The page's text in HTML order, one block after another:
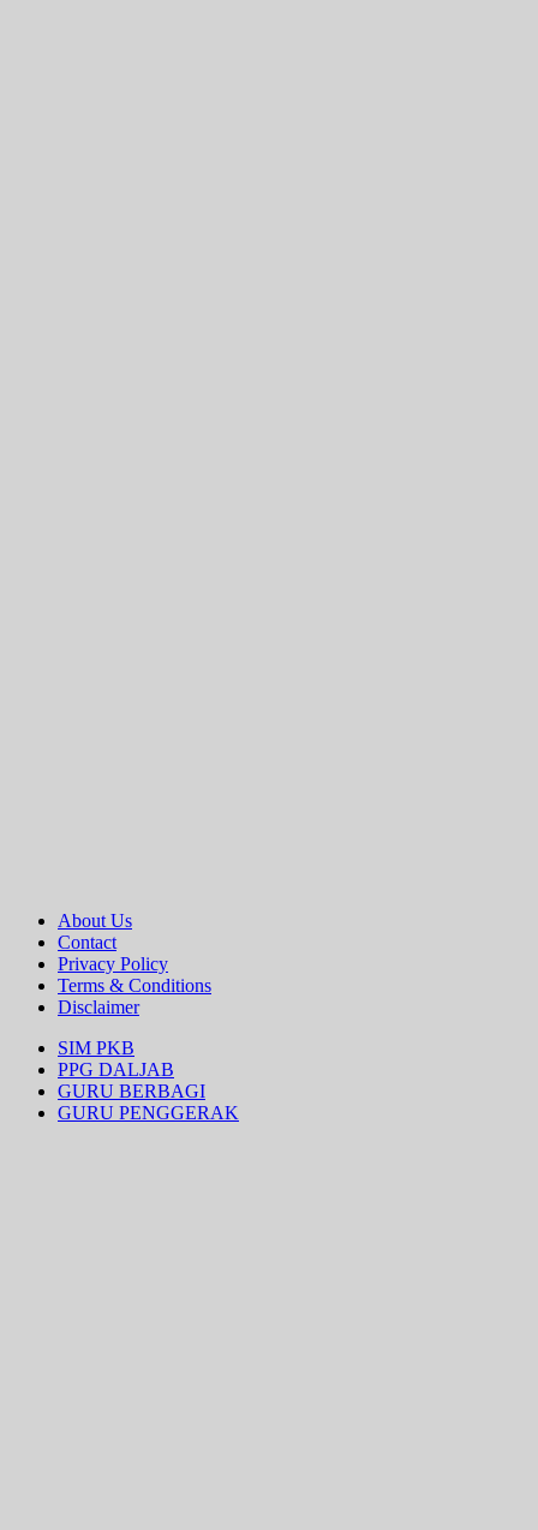
About Us
Contact
Privacy Policy
Terms & Conditions
Disclaimer
SIM PKB
PPG DALJAB
GURU BERBAGI
GURU PENGGERAK